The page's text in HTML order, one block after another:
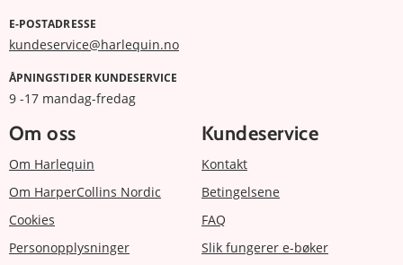
E-POSTADRESSE
kundeservice@harlequin.no
ÅPNINGSTIDER KUNDESERVICE
9 -17 mandag-fredag
Om oss
Om Harlequin
Om HarperCollins Nordic
Cookies
Personopplysninger
Kundeservice
Kontakt
Betingelsene
FAQ
Slik fungerer e-bøker